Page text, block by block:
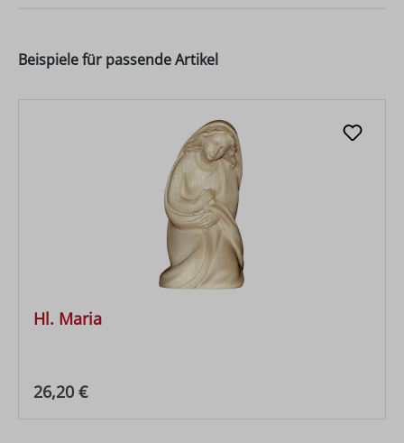
Beispiele für passende Artikel
Hl. Maria
Regulärer Preis:
26,20 €